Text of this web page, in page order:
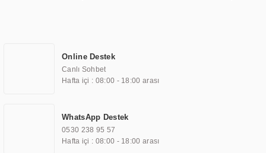
TOCHI markası altında kendi ürettiği ürünlerde kullanmıştır. Günümüzde
TOCHI; videowall, digital signage, kiosk, totem, akıllı durak ekranı, araç içi
ekran, asansör ekranı, digital menüboard, marin ekran, medikal ekran,
ekranları, endüstriyel ekranlar, kapı önü bilgi ekranları, panel PC,
endüstriyel Panel PC, mini PC, endüstriyel mini PC ve akıllı bina sistemleri
gibi çözümleri 4.5" ile 110” boyutları arasında üretebilirken, ayrıca standart
Online Destek
Canlı Sohbet
Hafta içi : 08:00 - 18:00 arası
WhatsApp Destek
0530 238 95 57
Hafta içi : 08:00 - 18:00 arası